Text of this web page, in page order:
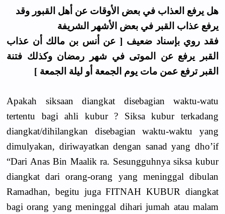
هل يرفع العذاب في بعض الأوقات عن أهل القبور وقد
يرفع عذاب القبر في بعض الأشهر الشريفة
فقد روي بإسناد ضعيف [ عن أنس بن مالك أن عذاب
القبر يرفع عن الموتى في شهر رمضان وكذلك فتنة
القبر ترفع عمن مات يوم الجمعة أو ليلة الجمعة ]
Apakah siksaan diangkat disebagian waktu-watu
tertentu bagi ahli kubur ? Siksa kubur terkadang
diangkat/dihilangkan disebagian waktu-waktu yang
dimulyakan, diriwayatkan dengan sanad yang dho’if
“Dari Anas Bin Maalik ra. Sesungguhnya siksa kubur
diangkat dari orang-orang yang meninggal dibulan
Ramadhan, begitu juga FITNAH KUBUR diangkat
bagi orang yang meninggal dihari jumah atau malam